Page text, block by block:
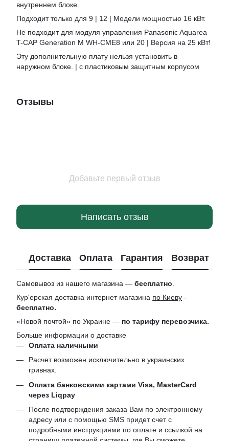
внутреннем блоке.
Подходит только для 9 | 12 | Модели мощностью 16 кВт.
Не подходит для модуля управления Panasonic Aquarea
T-CAP Generation M WH-CME8 или 20 | Версия на 25 кВт!
Эту дополнительную плату нельзя установить в
наружном блоке. | с пластиковым защитным корпусом
Отзывы
Добавьте первый отзыв
Написать отзыв
Доставка Оплата Гарантия Возврат
Самовывоз из нашего магазина — бесплатно
Кур'ерская доставка интернет магазина по Киеву -
бесплатно.
«Новой почтой» по Украине — по тарифу перевозчика.
Больше информации о доставке
Оплата наличными
Расчет возможен исключительно в украинских
гривнах.
Оплата банковскими картами Visa, MasterCard
через Liqpay
После подтверждения заказа Вам по электронному
адресу или с помощью SMS придет счет с
подробными инструкциями по оплате и ссылкой на